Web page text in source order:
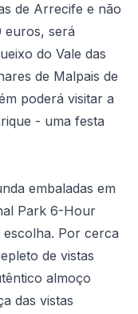
de Arrecife e não
euros, será
do Vale das
de Malpais de
poderá visitar a
- uma festa
embaladas em
Park 6-Hour
escolha. Por cerca
de vistas
almoço
das vistas